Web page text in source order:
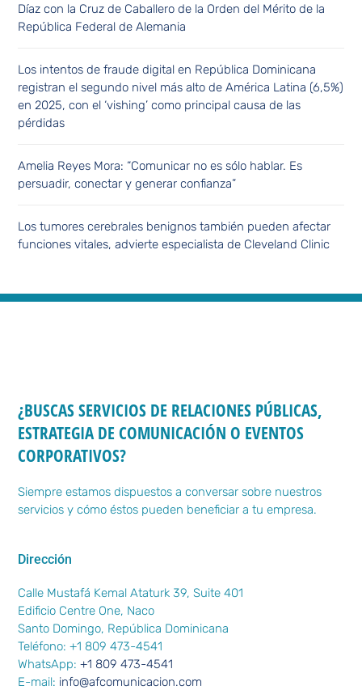
Díaz con la Cruz de Caballero de la Orden del Mérito de la
República Federal de Alemania
Los intentos de fraude digital en República Dominicana
registran el segundo nivel más alto de América Latina (6,5%)
en 2025, con el ‘vishing’ como principal causa de las
pérdidas
Amelia Reyes Mora: “Comunicar no es sólo hablar. Es
persuadir, conectar y generar confianza”
Los tumores cerebrales benignos también pueden afectar
funciones vitales, advierte especialista de Cleveland Clinic
¿BUSCAS SERVICIOS DE RELACIONES PÚBLICAS,
ESTRATEGIA DE COMUNICACIÓN O EVENTOS
CORPORATIVOS?
Siempre estamos dispuestos a conversar sobre nuestros
servicios y cómo éstos pueden beneficiar a tu empresa.
Dirección
Calle Mustafá Kemal Ataturk 39, Suite 401
Edificio Centre One, Naco
Santo Domingo, República Dominicana
Teléfono: +1 809 473-4541
WhatsApp:+1 809 473-4541
E-mail: info@afcomunicacion.com